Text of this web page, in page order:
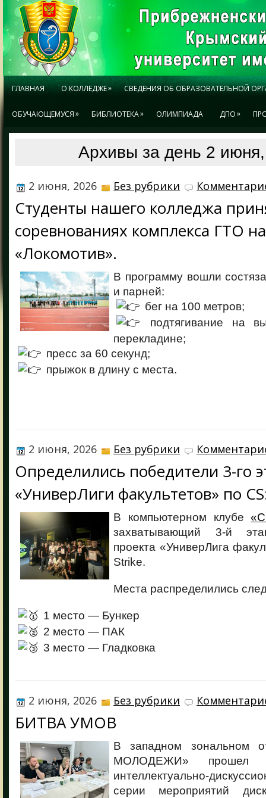
ГЛАВНАЯ О КОЛЛЕДЖЕ» СВЕДЕНИЯ ОБ ОБРАЗОВАТЕЛЬНОЙ
ОБУЧАЮЩЕМУСЯ» БИБЛИОТЕКА» ОЛИМПИАДА ДПО»
Архивы за день 2
2 июня, 2026 Без рубрики
Студенты нашего колледжа
соревнованиях комплекса ГТО
«Локомотив».
В программу вошли
и парней:
бег на 100 метров;
подтягивание на
перекладине;
пресс за 60 секунд;
прыжок в длину с места.
2 июня, 2026 Без рубрики
Определились победители 3-го
«УниверЛиги факультетов» по
В компьютерном клубе
захватывающий 3-й
проекта «УниверЛига
Strike.
Места распределились
1 место — Бункер
2 место — ПАК
3 место — Гладковка
2 июня, 2026 Без рубрики
БИТВА УМОВ
В западном зональном
МОЛОДЕЖИ» прошел
интеллектуально-
серии мероприятий